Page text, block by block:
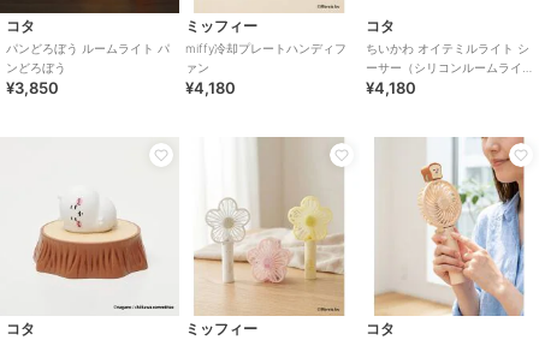
コタ
パンどろぼう ルームライト パ
ンどろぼう
¥3,850
ミッフィー
miffy冷却プレートハンディフ
ァン
¥4,180
コタ
ちいかわ オイテミルライト シ
ーサー（シリコンルームライ
ト）
¥4,180
コタ ミッフィー コタ